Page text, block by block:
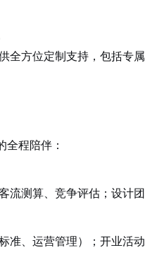
全方位定制支持，包括专
程陪伴：
流测算、竞争评估；设计
准、运营管理）；开业活